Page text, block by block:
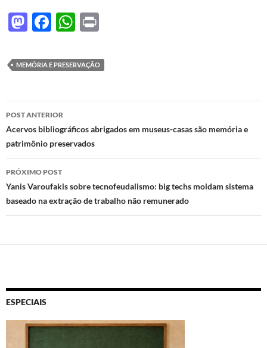
M
to
d
o
n
F
e
b
o
o
k
W
at
s
A
p
nt
MEMÓRIA E PRESERVAÇÃO
Navegação
de
posts
POST ANTERIOR
Acervos bibliográficos abrigados em museus-casas são memória e
patrimônio preservados
PRÓXIMO POST
Yanis Varoufakis sobre tecnofeudalismo: big techs moldam sistema
baseado na extração de trabalho não remunerado
ESPECIAIS